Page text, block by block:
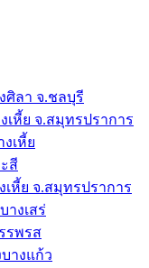
ศิลา จ.ชลบุรี
เหี้ย จ.สมุทรปราการ
เหี้ย
สี
เหี้ย จ.สมุทรปราการ
างเสร่
รพรส
างแก้ว